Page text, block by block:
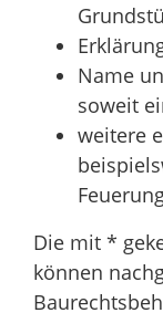
Name
soweit
weitere
Die mit *
können